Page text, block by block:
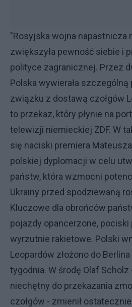
"Rosyjska wojna napastnicza
zwiększyła pewność siebie i
polityce zagranicznej. Przez
Polska wywierała
związku z dostawą czołgów
to przekaz, który płynie na
telewizji niemieckiej ZDF. W
się naciski premiera
polskiej dyplomacji w celu
państw, która wzmocni
Ukrainy przed spodziewaną
Kluczowe dla obrońców
pojazdy opancerzone,
wyrzutnie rakietowe. Polski
Leopardów złożono do
tygodnia. W środę Olaf
niechętny do przekazania
czołgów - zmienił